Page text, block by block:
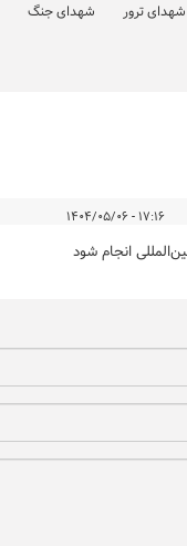
شهدای ترور شهدای جنگ
۱۷:۱۶ - ۱۴۰۴/۰۵/۰۶
انجام شود